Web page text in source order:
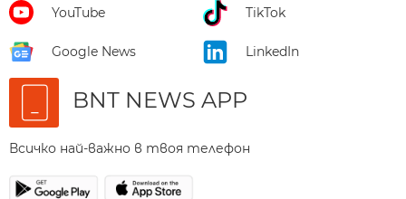
YouTube TikTok
Google News LinkedIn
BNT NEWS APP
Всичко най-важно в твоя телефон